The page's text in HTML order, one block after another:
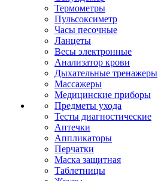
Термометры
Пульсоксиметр
Часы песочные
Ланцеты
Весы электронные
Анализатор крови
Дыхательные тренажеры
Массажеры
Медицинские приборы
Предметы ухода
Тесты диагностические
Аптечки
Аппликаторы
Перчатки
Маска защитная
Таблетницы